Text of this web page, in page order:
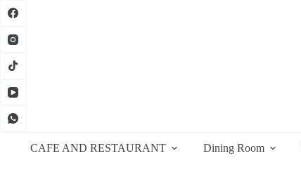
Skip
CAFE AND RESTAURANT Dining Room